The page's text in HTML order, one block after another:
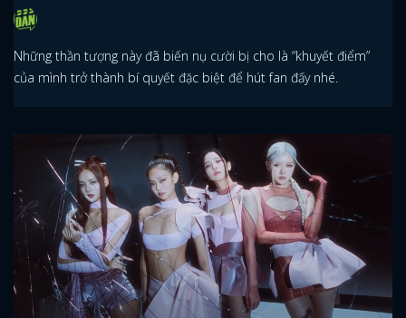
Những thần tượng này đã biến nụ cười bị cho là “khuyết điểm”
của mình trở thành bí quyết đặc biệt để hút fan đấy nhé.